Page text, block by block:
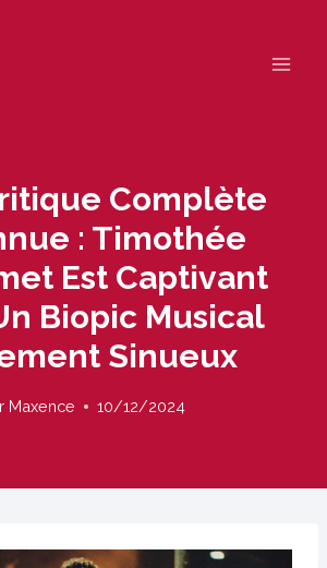
Complète
: Timothée
Est Captivant
Biopic Musical
Sinueux
Maxence 10/12/2024